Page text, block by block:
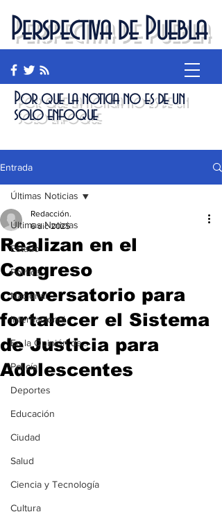
Perspectiva de Puebla
Por que la noticia no es de un
solo enfoque
Entrada
Últimas Noticias
Estado
Política
Nacional
Internacional
En la Opinión de...
Policía
Deportes
Educación
Ciudad
Salud
Ciencia y Tecnología
Cultura
Últimas Noticias
Realizan en el
Congreso
conversatorio para
fortalecer el Sistema
de Justicia para
Adolescentes
Redacción.
6 dic 2025